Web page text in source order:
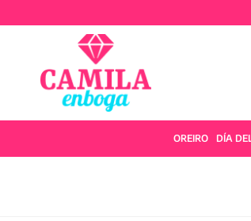
OREIRO DÍA